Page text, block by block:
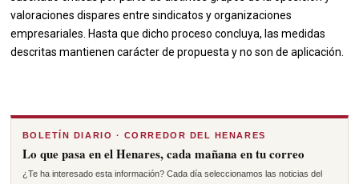
valoraciones dispares entre sindicatos y organizaciones
empresariales. Hasta que dicho proceso concluya, las medidas
descritas mantienen carácter de propuesta y no son de aplicación.
BOLETÍN DIARIO · CORREDOR DEL HENARES
Lo que pasa en el Henares, cada mañana en tu correo
¿Te ha interesado esta información? Cada día seleccionamos las noticias del